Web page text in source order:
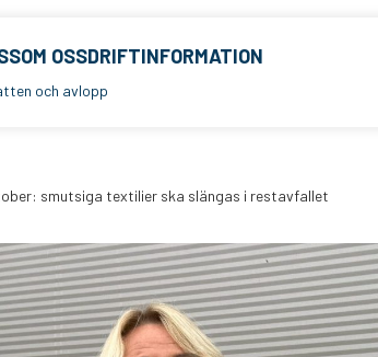
och avlopp
OM OSSDRIFTINFORMATION
smutsiga textilier ska slängas i restavfallet